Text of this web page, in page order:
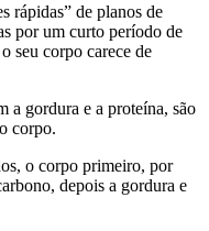
rápidas” de planos de
por um curto período de
seu corpo carece de
a gordura e a proteína, são
corpo.
o corpo primeiro, por
depois a gordura e